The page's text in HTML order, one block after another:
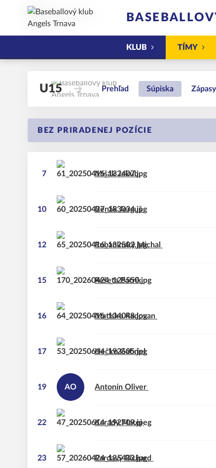
KLUB TÍMY
U15 Prehľad Súpiska Zápasy
BEZ PRIRADENEJ POZÍCIE
7 Jakub
Mišák
10 Jerguš
Benák
12 Michal
Rubaninský
15 Patrik
Rešeta
16 Radovan
Matisko
17 Gabriel
Hečko
19 AO Oliver
Antonín
22 Matej
Karady
23 Richard
Pardavý